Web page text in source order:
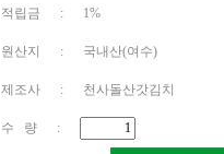
적립금 : 1%
원산지 : 국내산(여수)
제조사 : 천사돌산갓김치
수 량 :